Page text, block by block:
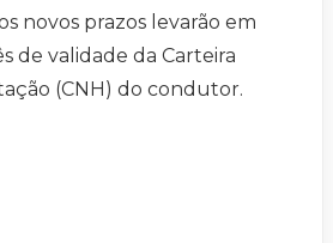
novos prazos levarão em
de validade da Carteira
(CNH) do condutor.